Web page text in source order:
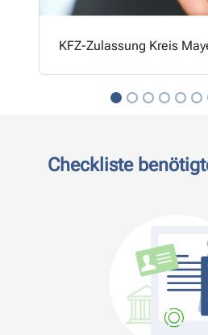
KFZ-Zulassung Kreis
Checkliste